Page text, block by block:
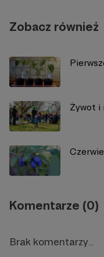
Zobacz również
Żywot i
Komentarze (0)
Brak komentarzy...